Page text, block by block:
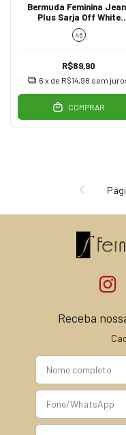
Bermuda Feminina
Plus Sarja Off White
Destroyed
46
R$89,90
6 x de R$14,98 sem
COMPRAR
Receba